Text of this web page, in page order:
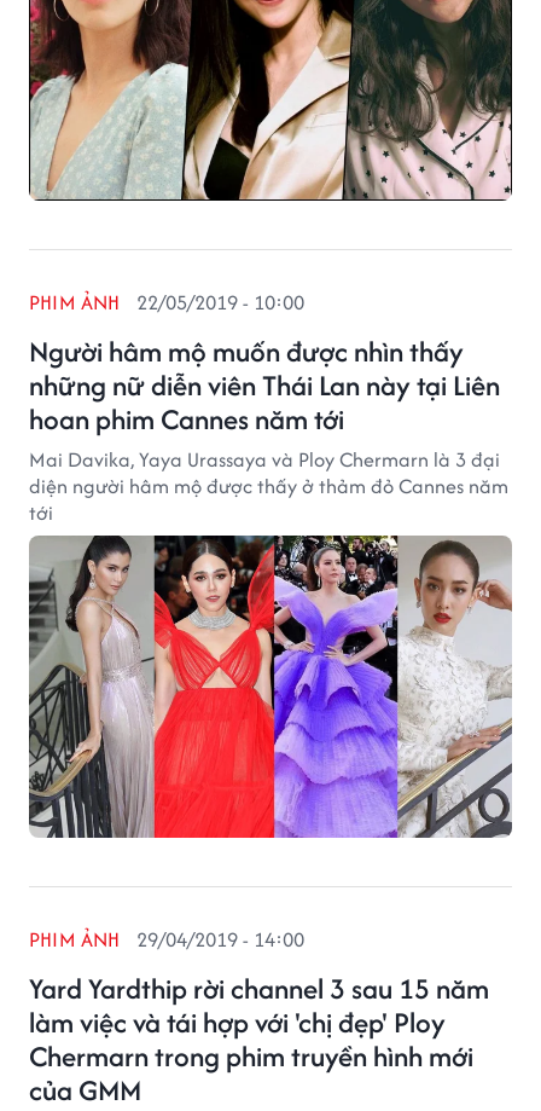
Người hâm mộ muốn được nhìn thấy
những nữ diễn viên Thái Lan này tại Liên
hoan phim Cannes năm tới
PHIM ẢNH 22/05/2019 - 10:00
Mai Davika, Yaya Urassaya và Ploy Chermarn là 3 đại
diện người hâm mộ được thấy ở thảm đỏ Cannes năm
tới
Yard Yardthip rời channel 3 sau 15 năm
làm việc và tái hợp với 'chị đẹp' Ploy
Chermarn trong phim truyền hình mới
của GMM
PHIM ẢNH 29/04/2019 - 14:00